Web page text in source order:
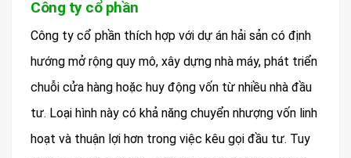
Công ty cổ phần
Công ty cổ phần thích hợp với dự án hải sản có định
hướng mở rộng quy mô, xây dựng nhà máy, phát triển
chuỗi cửa hàng hoặc huy động vốn từ nhiều nhà đầu
tư. Loại hình này có khả năng chuyển nhượng vốn linh
hoạt và thuận lợi hơn trong việc kêu gọi đầu tư. Tuy